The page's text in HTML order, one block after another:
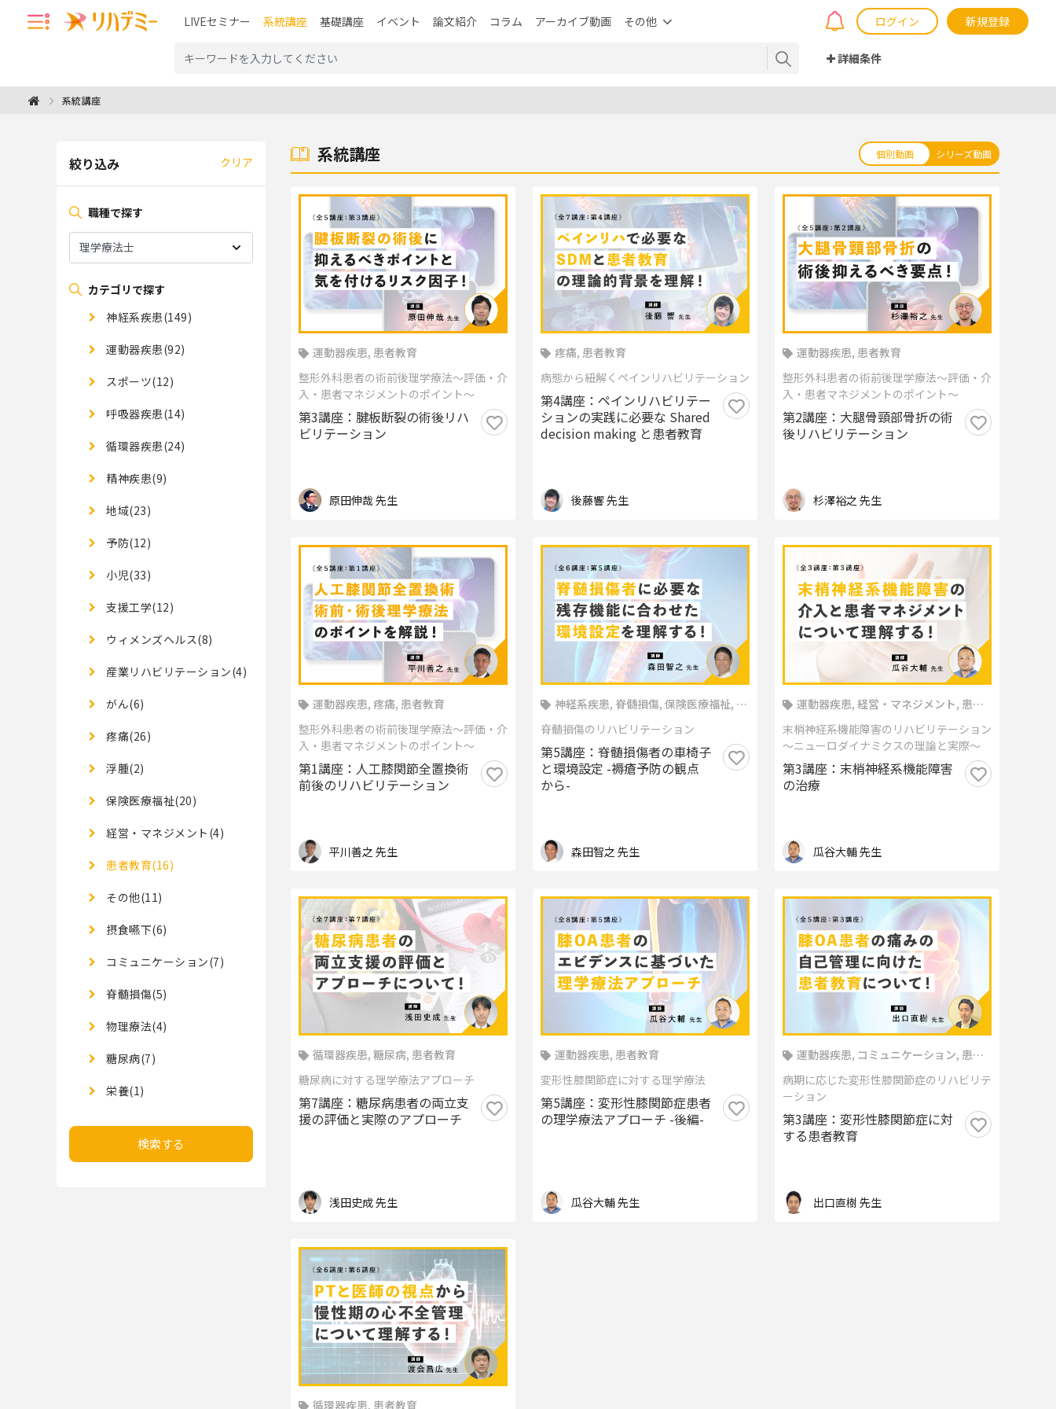
LIVEセミナー 系統講座 基礎講座 イベント 論文紹介 コラム アーカイブ動画 その他 ログイン 新規登録
詳細条件
系統講座
絞り込み クリア
職種で探す
カテゴリで探す
神経系疾患(149)
運動器疾患(92)
スポーツ(12)
呼吸器疾患(14)
循環器疾患(24)
精神疾患(9)
地域(23)
予防(12)
小児(33)
支援工学(12)
ウィメンズヘルス(8)
産業リハビリテーション(4)
がん(6)
疼痛(26)
浮腫(2)
保険医療福祉(20)
経営・マネジメント(4)
患者教育(16)
その他(11)
摂食嚥下(6)
コミュニケーション(7)
脊髄損傷(5)
物理療法(4)
糖尿病(7)
栄養(1)
検索する
系統講座 個別動画 シリーズ動画
運動器疾患, 患者教育
整形外科患者の術前後理学療法～評価・介
入・患者マネジメントのポイント～
第3講座：腱板断裂の術後リハ
ビリテーション
原田伸哉 先生
疼痛, 患者教育
病態から紐解くペインリハビリテーション
第4講座：ペインリハビリテー
ションの実践に必要な Shared
decision making と患者教育
後藤響 先生
運動器疾患, 患者教育
整形外科患者の術前後理学療法～評価・介
入・患者マネジメントのポイント～
第2講座：大腿骨頸部骨折の術
後リハビリテーション
杉澤裕之 先生
運動器疾患, 疼痛, 患者教育
整形外科患者の術前後理学療法～評価・介
入・患者マネジメントのポイント～
第1講座：人工膝関節全置換術
前後のリハビリテーション
平川善之 先生
神経系疾患, 脊髄損傷, 保険医療福祉, 患
脊髄損傷のリハビリテーション
第5講座：脊髄損傷者の車椅子
と環境設定 -褥瘡予防の観点
から-
森田智之 先生
運動器疾患, 経営・マネジメント, 患者
末梢神経系機能障害のリハビリテーション
～ニューロダイナミクスの理論と実際～
第3講座：末梢神経系機能障害
の治療
瓜谷大輔 先生
循環器疾患, 糖尿病, 患者教育
糖尿病に対する理学療法アプローチ
第7講座：糖尿病患者の両立支
援の評価と実際のアプローチ
浅田史成 先生
運動器疾患, 患者教育
変形性膝関節症に対する理学療法
第5講座：変形性膝関節症患者
の理学療法アプローチ -後編-
瓜谷大輔 先生
運動器疾患, コミュニケーション, 患者
病期に応じた変形性膝関節症のリハビリテ
ーション
第3講座：変形性膝関節症に対
する患者教育
出口直樹 先生
循環器疾患, 患者教育